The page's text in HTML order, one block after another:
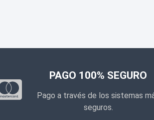
PAGO 100% SEGURO
Pago a través de los sistemas
seguros.